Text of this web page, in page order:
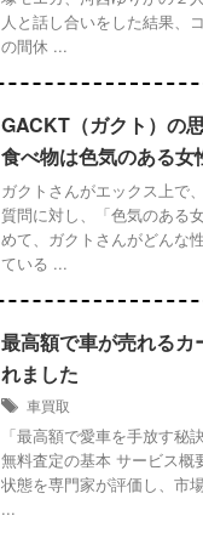
人と話し合いをした結果、
の間休 ...
GACKT（ガクト）の
食べ物は色気のある
ガクトさんがエックス上で
質問に対し、「色気のある
めて、ガクトさんがどんな
ている ...
最高額で車が売れる
れました
車買取
「最高額で愛車を手放す秘
無料査定の基本 サービス概
状態を専門家が評価し、市
...